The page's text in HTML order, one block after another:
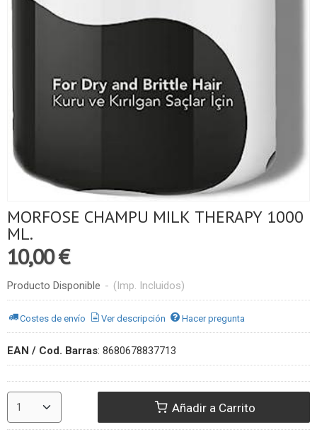
MORFOSE CHAMPU MILK THERAPY 1000
ML.
10,00 €
Producto Disponible - (Imp. Incluidos)
Costes de envío Ver descripción Hacer pregunta
EAN / Cod. Barras: 8680678837713
Añadir a Carrito